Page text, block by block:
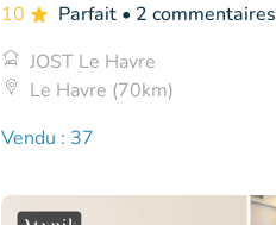
10 Parfait • 2 commentaires
JOST Le Havre
Le Havre (70km)
Vendu : 37